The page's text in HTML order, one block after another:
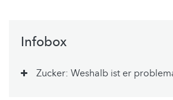
Infobox
Zucker: Weshalb ist er